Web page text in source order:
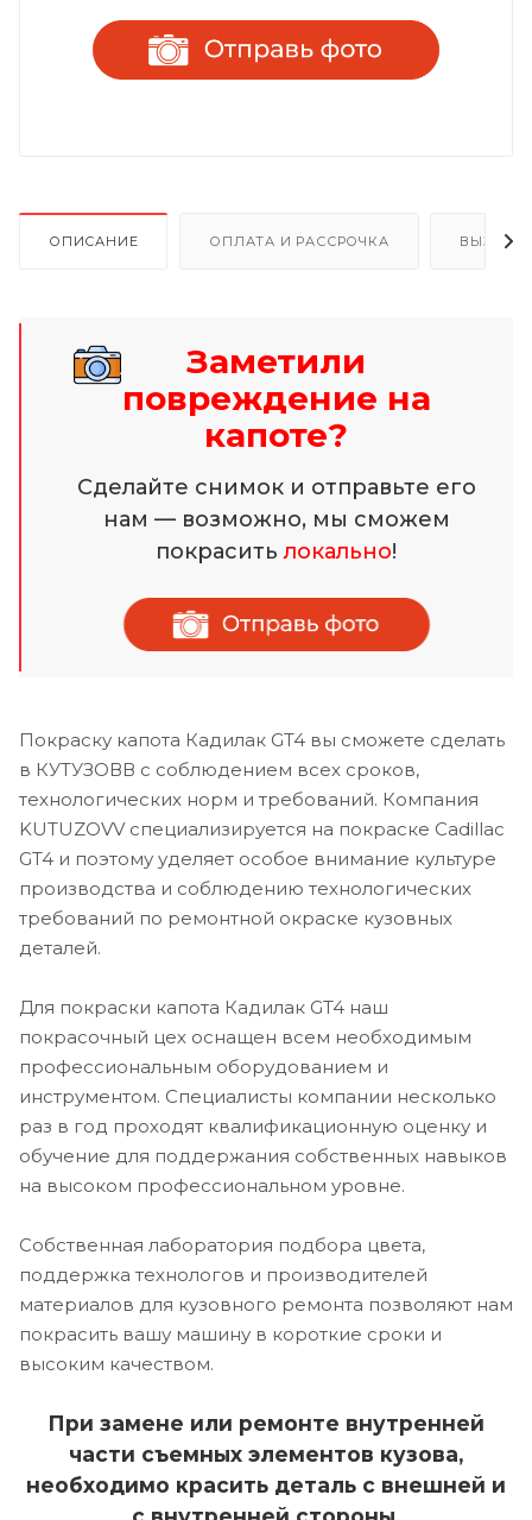
ОПИСАНИЕ ОПЛАТА И РАССРОЧКА ВЫЗОВ
Заметили
повреждение на
капоте?
Сделайте снимок и отправьте его
нам — возможно, мы сможем
покраситьлокально!
Покраску капота Кадилак GT4 вы сможете сделать
в КУТУЗОВВ с соблюдением всех сроков,
технологических норм и требований. Компания
KUTUZOVV специализируется на покраске Cadillac
GT4 и поэтому уделяет особое внимание культуре
производства и соблюдению технологических
требований по ремонтной окраске кузовных
деталей.
Для покраски капота Кадилак GT4 наш
покрасочный цех оснащен всем необходимым
профессиональным оборудованием и
инструментом. Специалисты компании несколько
раз в год проходят квалификационную оценку и
обучение для поддержания собственных навыков
на высоком профессиональном уровне.
Собственная лаборатория подбора цвета,
поддержка технологов и производителей
материалов для кузовного ремонта позволяют нам
покрасить вашу машину в короткие сроки и
высоким качеством.
При замене или ремонте внутренней
части съемных элементов кузова,
необходимо красить деталь с внешней и